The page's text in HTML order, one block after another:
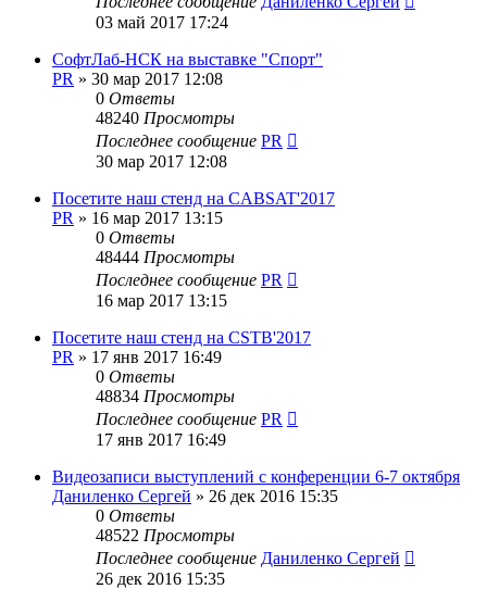
03 май 2017 17:24
СофтЛаб-НСК на выставке "Спорт"
PR » 30 мар 2017 12:08
0 Ответы
48240 Просмотры
Последнее сообщение PR
30 мар 2017 12:08
Посетите наш стенд на CABSAT'2017
PR » 16 мар 2017 13:15
0 Ответы
48444 Просмотры
Последнее сообщение PR
16 мар 2017 13:15
Посетите наш стенд на CSTB'2017
PR » 17 янв 2017 16:49
0 Ответы
48834 Просмотры
Последнее сообщение PR
17 янв 2017 16:49
Видеозаписи выступлений c конференции 6-7 октября
Даниленко Сергей » 26 дек 2016 15:35
0 Ответы
48522 Просмотры
Последнее сообщение Даниленко Сергей
26 дек 2016 15:35